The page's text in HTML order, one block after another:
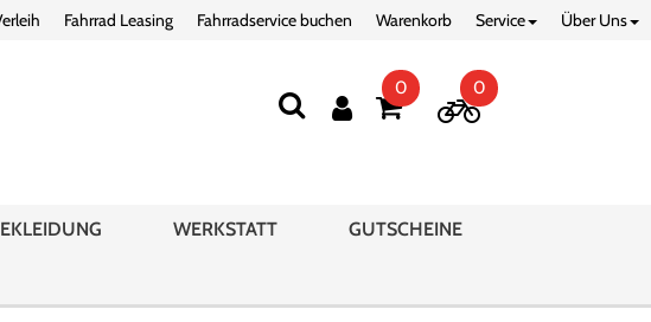
Fahrrad Leasing Fahrradservice buchen Warenkorb Service Über Uns
0 0
WERKSTATT GUTSCHEINE